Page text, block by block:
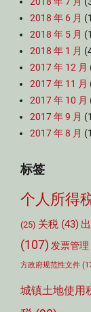
2018 年 6 月
2018 年 5 月
2018 年 1 月
2017 年 12 月
2017 年 11 月
2017 年 10 月
2017 年 9 月
2017 年 8 月
标签
个人所得
(25) 关税 (43)
(107) 发票管理
方政府规范性文件
城镇土地使用